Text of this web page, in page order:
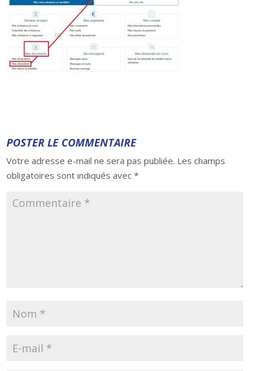
POSTER LE COMMENTAIRE
Votre adresse e-mail ne sera pas publiée. Les champs
obligatoires sont indiqués avec*